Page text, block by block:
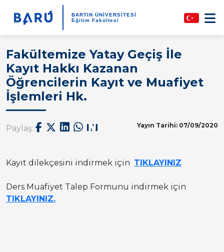
BARTIN ÜNİVERSİTESİ
Eğitim Fakültesi
Fakültemize Yatay Geçiş İle
Kayıt Hakkı Kazanan
Öğrencilerin Kayıt ve Muafiyet
İşlemleri Hk.
Paylaş: Yayın Tarihi: 07/09/2020
Kayıt dilekçesini indirmek için TIKLAYINIZ
Ders Muafiyet Talep Formunu indirmek için
TIKLAYINIZ.